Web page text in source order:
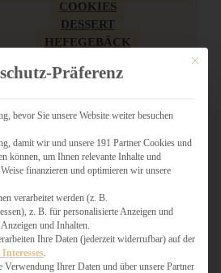
COOKIES
DESSERT
HEFEGEBÄCK
KUCHEN
LOW CARB & GESÜNDER
MY AMERICAN BAKERY
SCHOKOLADIGES
SÜSSES HAUPTGERICHT
TÖRTCHEN
VEGAN SÜSS
WEIHNACHTSBÄCKEREI
Mit
Präferenz
bevor Sie unsere Website weiter besuchen
damit wir und unsere 191 Partner Cookies und
können, um Ihnen relevante Inhalte und
finanzieren und optimieren wir unsere
verarbeitet werden (z. B.
z. B. für personalisierte Anzeigen und
und Inhalten.
Ihre Daten (jederzeit widerrufbar) auf der
Verwendung Ihrer Daten und über unsere Partner